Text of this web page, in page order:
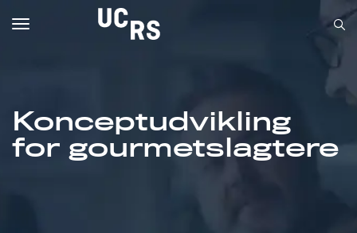
Om UCRS
Konceptudvikling
for gourmetslagtere